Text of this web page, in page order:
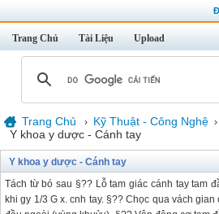
Trang Chủ Tài Liệu Upload
Trang Chủ › Kỹ Thuật - Công Nghệ ›
Y khoa y dược - Cánh tay
Y khoa y dược - Cánh tay
Tách từ bó sau §?? Lỗ tam giác cánh tay tam
khi gy 1/3 G x. cnh tay. §?? Chọc qua vách